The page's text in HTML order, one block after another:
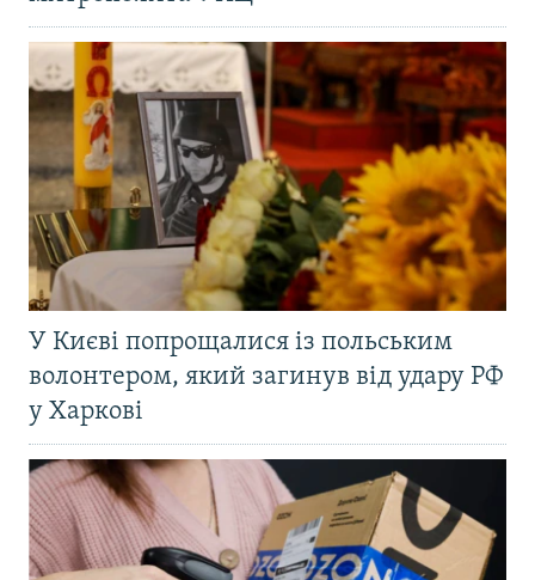
У Києві попрощалися із польським
волонтером, який загинув від удару РФ
у Харкові